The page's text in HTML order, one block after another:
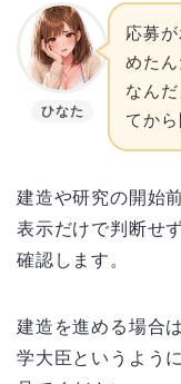
ひなた
応募
めた
なん
てから
建造や研究の開始
表示だけで判断せ
確認します。
建造を進める場合
学大臣というよう